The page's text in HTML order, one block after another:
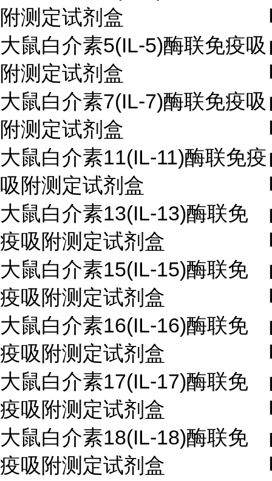
附测定试剂盒
大鼠白介素5(IL-5)酶联免疫吸
附测定试剂盒
大鼠白介素7(IL-7)酶联免疫吸
附测定试剂盒
大鼠白介素11(IL-11)酶联免疫
吸附测定试剂盒
大鼠白介素13(IL-13)酶联免
疫吸附测定试剂盒
大鼠白介素15(IL-15)酶联免
疫吸附测定试剂盒
大鼠白介素16(IL-16)酶联免
疫吸附测定试剂盒
大鼠白介素17(IL-17)酶联免
疫吸附测定试剂盒
大鼠白介素18(IL-18)酶联免
疫吸附测定试剂盒